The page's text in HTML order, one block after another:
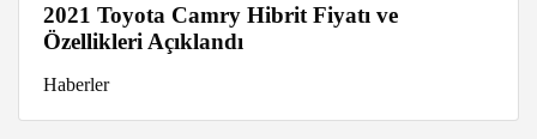
2021 Toyota Camry Hibrit Fiyatı ve
Özellikleri Açıklandı
Haberler